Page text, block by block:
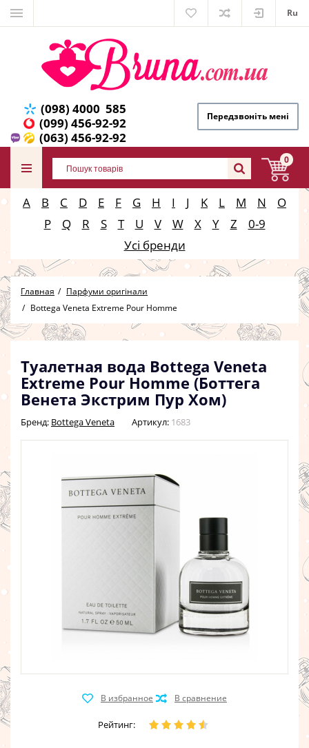
Ru
(098) 4000 585
(099) 456-92-92
(063) 456-92-92
Передзвоніть мені
0
A B C D E F G H I J K L M N
O
P
Q R S T U V W X Y Z
0-9
Усі бренди
Главная
Парфуми оригінали
Bottega Veneta Extreme Pour Homme
Туалетная вода Bottega Veneta
Extreme Pour Homme (Боттега
Венета Экстрим Пур Хом)
Бренд: Bottega Veneta Артикул: 1683
Рейтинг: